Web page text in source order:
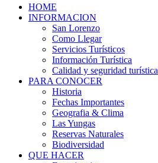
HOME
INFORMACION
San Lorenzo
Como Llegar
Servicios Turísticos
Información Turística
Calidad y seguridad turística
PARA CONOCER
Historia
Fechas Importantes
Geografia & Clima
Las Yungas
Reservas Naturales
Biodiversidad
QUE HACER